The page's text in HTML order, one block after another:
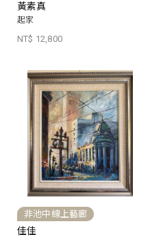
黃素真
起家
NT$ 12,800
非池中線上藝廊
佳佳